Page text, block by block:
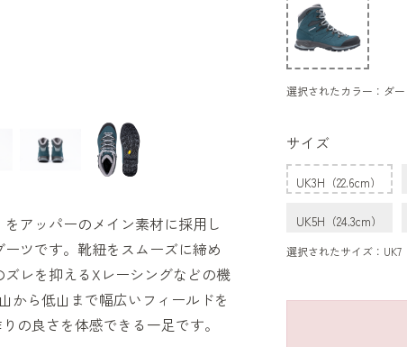
アッパーのメイン素材に採用し
ツです。靴紐をスムーズに締め
レを抑えるXレーシングなどの機
から低山まで幅広いフィールドを
の良さを体感できる一足です。
選択されたカラー：ダ
サイズ
UK3H（22.6cm）
UK5H（24.3cm）
選択されたサイズ：UK7